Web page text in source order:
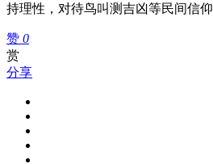
持理性，对待鸟叫测吉凶等民间信
赞 0
赏
分享